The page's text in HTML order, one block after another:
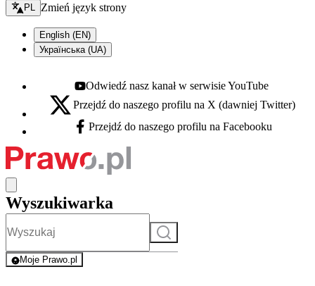
Zmień język - bieżący:
PL Zmień język strony
English (EN)
Українська (UA)
Youtube - otwiera się w nowej karcie
Odwiedź nasz kanał w serwisie YouTube
X - otwiera się w nowej karcie
Przejdź do naszego profilu na X (dawniej Twitter)
Facebook - otwiera się w nowej karcie
Przejdź do naszego profilu na Facebooku
Wyszukiwarka
Szukaj
Moje Prawo.pl
- rejestracja i logowanie do serwisu